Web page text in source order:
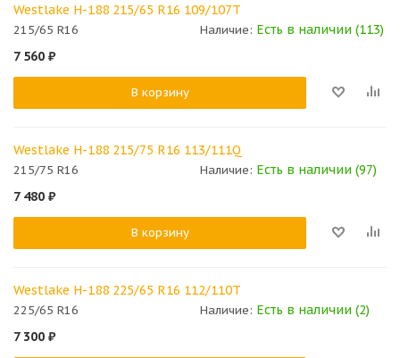
Westlake H-188 215/65 R16 109/107T
215/65 R16 Наличие: Есть в наличии (113)
7 560 ₽
В корзину
Westlake H-188 215/75 R16 113/111Q
215/75 R16 Наличие: Есть в наличии (97)
7 480 ₽
В корзину
Westlake H-188 225/65 R16 112/110T
225/65 R16 Наличие: Есть в наличии (2)
7 300 ₽